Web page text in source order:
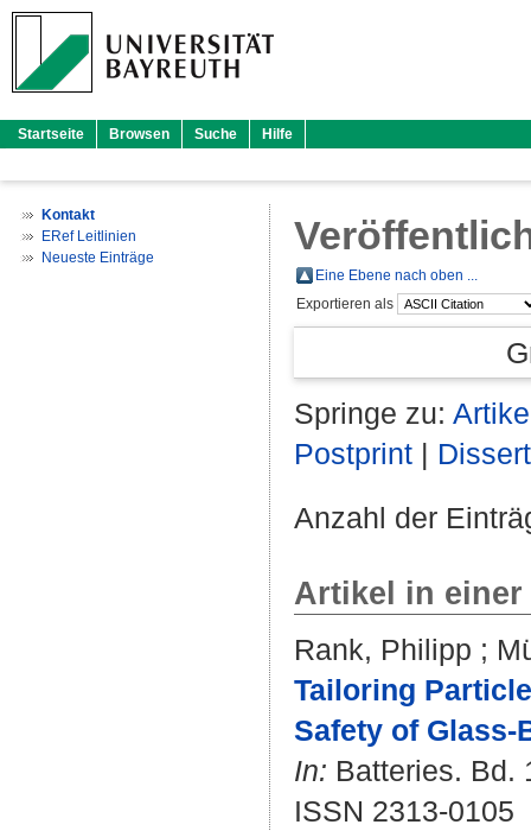
Startseite Browsen Suche Hilfe
Kontakt
ERef Leitlinien
Neueste Einträge
Eine Ebene nach oben ...
Exportieren als
Springe zu:
Postprint |
Anzahl der
Artikel in
Rank, Philipp ;
Tailoring
Safety of Glass-
In: Batteries. Bd.
ISSN 2313-0105